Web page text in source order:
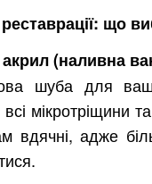
що
акрил (наливна
шуба для
мікротріщини
вдячні, адже